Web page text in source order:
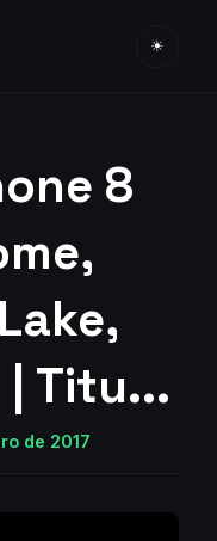
☀
8
| Titu...
de 2017